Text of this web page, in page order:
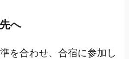
へ
を合わせ、合宿に参加し